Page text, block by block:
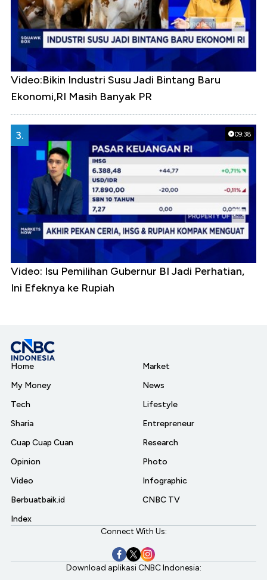
Video:Bikin Industri Susu Jadi Bintang Baru
Ekonomi,RI Masih Banyak PR
09:38
3.
Video: Isu Pemilihan Gubernur BI Jadi Perhatian,
Ini Efeknya ke Rupiah
Home
My Money
Tech
Sharia
Cuap Cuap Cuan
Opinion
Video
Berbuatbaik.id
Index
Market
News
Lifestyle
Entrepreneur
Research
Photo
Infographic
CNBC TV
Connect With Us:
Download aplikasi CNBC Indonesia: